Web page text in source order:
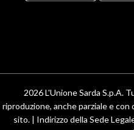
2026 L'Unione Sarda S.p.A.
riproduzione, anche parziale e
sito. | Indirizzo della Sede